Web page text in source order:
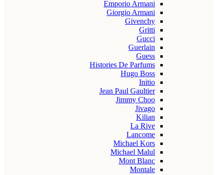
Emporio Armani
Giorgio Armani
Givenchy
Gritti
Gucci
Guerlain
Guess
Histories De Parfums
Hugo Boss
Initio
Jean Paul Gaultier
Jimmy Choo
Jivago
Kilian
La Rive
Lancome
Michael Kors
Michael Malul
Mont Blanc
Montale